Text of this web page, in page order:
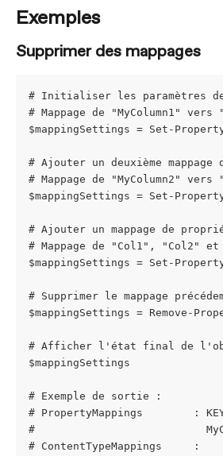
Exemples
Supprimer des mappages
# Initialiser les paramètres de
# Mappage de "MyColumn1"
$mappingSettings = Set-
# Ajouter un deuxième
# Mappage de "MyColumn2" vers
$mappingSettings = Set-
# Ajouter un mappage de
# Mappage de "Col1", "Col2"
$mappingSettings = Set-
# Supprimer le mappage
$mappingSettings = Remove-
# Afficher l'état final de
$mappingSettings
# Exemple de sortie :
# PropertyMappings        : KEY
#
# ContentTypeMappings     :